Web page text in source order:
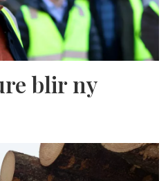
blir ny